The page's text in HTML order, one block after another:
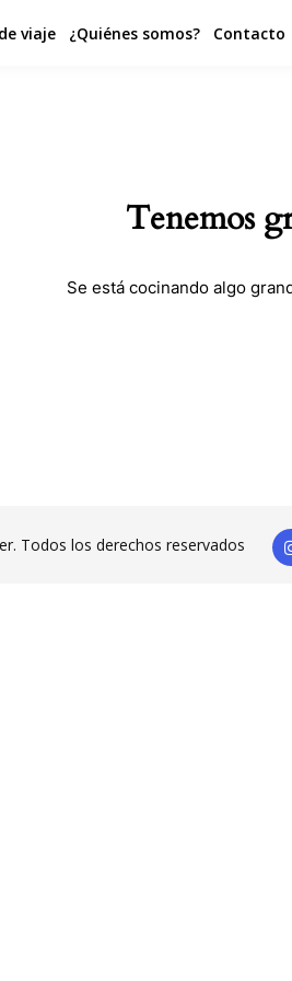
viaje ¿Quiénes somos? Contacto
Tenemos
Se está cocinando algo
Todos los derechos reservados